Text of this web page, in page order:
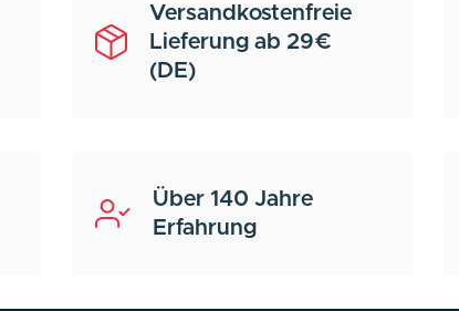
Versandkostenfreie
Lieferung ab 29€
(DE)
Über 140 Jahre
Erfahrung